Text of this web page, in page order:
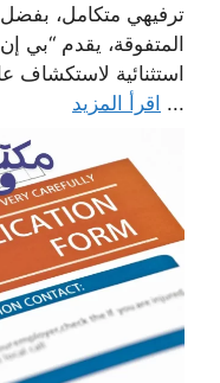
ترفيهي متكامل، بفضل
المتفوقة، يقدم “بي
استثنائية لاستكشاف
... اقرأ المزيد